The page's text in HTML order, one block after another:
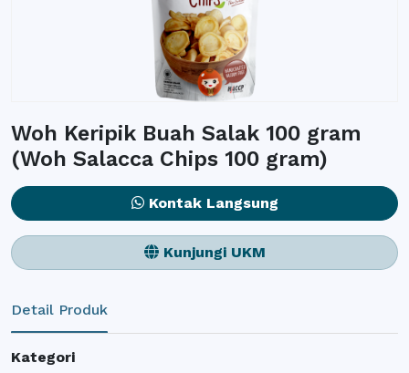
Woh Keripik Buah Salak 100 gram
(Woh Salacca Chips 100 gram)
Kontak Langsung
Kunjungi UKM
Detail Produk
Kategori